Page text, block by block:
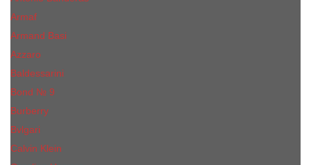
Armaf
Armand Basi
Azzaro
Baldessarini
Bond № 9
Burberry
Bvlgari
Calvin Klein